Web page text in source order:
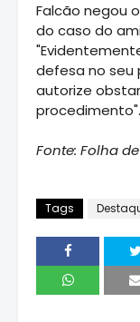
Falcão negou
do caso do
defesa no seu
autorize
Fonte: Folha
Tags